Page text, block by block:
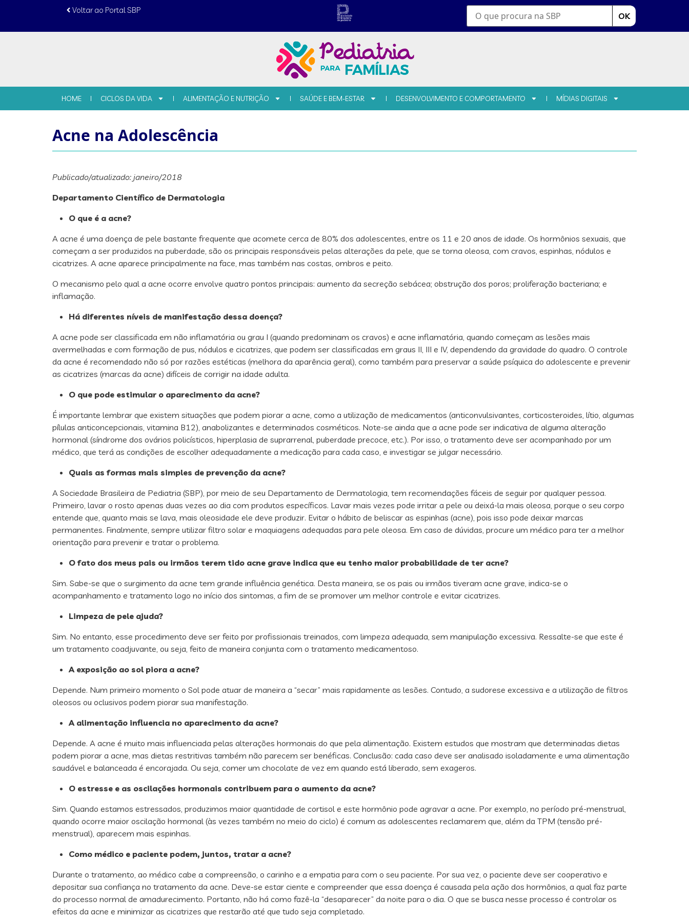
Voltar ao Portal SBP
OK
HOME CICLOS DA VIDA ALIMENTAÇÃO E NUTRIÇÃO SAÚDE E BEM-ESTAR DESENVOLVIMENTO E COMPORTAMENTO MÍDIAS DIGITAIS
Acne na Adolescência
Publicado/atualizado: janeiro/2018
Departamento Científico de Dermatologia
O que é a acne?
A acne é uma doença de pele bastante frequente que acomete cerca de 80% dos adolescentes, entre os 11 e 20 anos de idade. Os hormônios sexuais, que
começam a ser produzidos na puberdade, são os principais responsáveis pelas alterações da pele, que se torna oleosa, com cravos, espinhas, nódulos e
cicatrizes. A acne aparece principalmente na face, mas também nas costas, ombros e peito.
O mecanismo pelo qual a acne ocorre envolve quatro pontos principais: aumento da secreção sebácea; obstrução dos poros; proliferação bacteriana; e
inflamação.
Há diferentes níveis de manifestação dessa doença?
A acne pode ser classificada em não inflamatória ou grau I (quando predominam os cravos) e acne inflamatória, quando começam as lesões mais
avermelhadas e com formação de pus, nódulos e cicatrizes, que podem ser classificadas em graus II, III e IV, dependendo da gravidade do quadro. O controle
da acne é recomendado não só por razões estéticas (melhora da aparência geral), como também para preservar a saúde psíquica do adolescente e prevenir
as cicatrizes (marcas da acne) difíceis de corrigir na idade adulta.
O que pode estimular o aparecimento da acne?
É importante lembrar que existem situações que podem piorar a acne, como a utilização de medicamentos (anticonvulsivantes, corticosteroides, lítio, algumas
pílulas anticoncepcionais, vitamina B12), anabolizantes e determinados cosméticos. Note-se ainda que a acne pode ser indicativa de alguma alteração
hormonal (síndrome dos ovários policísticos, hiperplasia de suprarrenal, puberdade precoce, etc.). Por isso, o tratamento deve ser acompanhado por um
médico, que terá as condições de escolher adequadamente a medicação para cada caso, e investigar se julgar necessário.
Quais as formas mais simples de prevenção da acne?
A Sociedade Brasileira de Pediatria (SBP), por meio de seu Departamento de Dermatologia, tem recomendações fáceis de seguir por qualquer pessoa.
Primeiro, lavar o rosto apenas duas vezes ao dia com produtos específicos. Lavar mais vezes pode irritar a pele ou deixá-la mais oleosa, porque o seu corpo
entende que, quanto mais se lava, mais oleosidade ele deve produzir. Evitar o hábito de beliscar as espinhas (acne), pois isso pode deixar marcas
permanentes. Finalmente, sempre utilizar filtro solar e maquiagens adequadas para pele oleosa. Em caso de dúvidas, procure um médico para ter a melhor
orientação para prevenir e tratar o problema.
O fato dos meus pais ou irmãos terem tido acne grave indica que eu tenho maior probabilidade de ter acne?
Sim. Sabe-se que o surgimento da acne tem grande influência genética. Desta maneira, se os pais ou irmãos tiveram acne grave, indica-se o
acompanhamento e tratamento logo no início dos sintomas, a fim de se promover um melhor controle e evitar cicatrizes.
Limpeza de pele ajuda?
Sim. No entanto, esse procedimento deve ser feito por profissionais treinados, com limpeza adequada, sem manipulação excessiva. Ressalte-se que este é
um tratamento coadjuvante, ou seja, feito de maneira conjunta com o tratamento medicamentoso.
A exposição ao sol piora a acne?
Depende. Num primeiro momento o Sol pode atuar de maneira a “secar” mais rapidamente as lesões. Contudo, a sudorese excessiva e a utilização de filtros
oleosos ou oclusivos podem piorar sua manifestação.
A alimentação influencia no aparecimento da acne?
Depende. A acne é muito mais influenciada pelas alterações hormonais do que pela alimentação. Existem estudos que mostram que determinadas dietas
podem piorar a acne, mas dietas restritivas também não parecem ser benéficas. Conclusão: cada caso deve ser analisado isoladamente e uma alimentação
saudável e balanceada é encorajada. Ou seja, comer um chocolate de vez em quando está liberado, sem exageros.
O estresse e as oscilações hormonais contribuem para o aumento da acne?
Sim. Quando estamos estressados, produzimos maior quantidade de cortisol e este hormônio pode agravar a acne. Por exemplo, no período pré-menstrual,
quando ocorre maior oscilação hormonal (às vezes também no meio do ciclo) é comum as adolescentes reclamarem que, além da TPM (tensão pré-
menstrual), aparecem mais espinhas.
Como médico e paciente podem, juntos, tratar a acne?
Durante o tratamento, ao médico cabe a compreensão, o carinho e a empatia para com o seu paciente. Por sua vez, o paciente deve ser cooperativo e
depositar sua confiança no tratamento da acne. Deve-se estar ciente e compreender que essa doença é causada pela ação dos hormônios, a qual faz parte
do processo normal de amadurecimento. Portanto, não há como fazê-la “desaparecer” da noite para o dia. O que se busca nesse processo é controlar os
efeitos da acne e minimizar as cicatrizes que restarão até que tudo seja completado.